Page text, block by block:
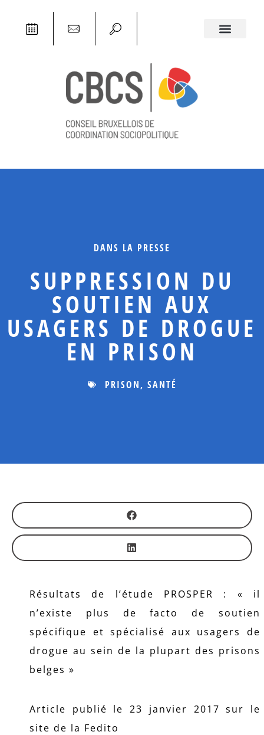
DANS LA PRESSE
SUPPRESSION DU
SOUTIEN AUX
USAGERS DE DROGUE
EN PRISON
PRISON, SANTÉ
Résultats de l’étude PROSPER : « il
n’existe plus de facto de soutien
spécifique et spécialisé aux usagers de
drogue au sein de la plupart des prisons
belges »
Article publié le 23 janvier 2017 sur le
site de la Fedito